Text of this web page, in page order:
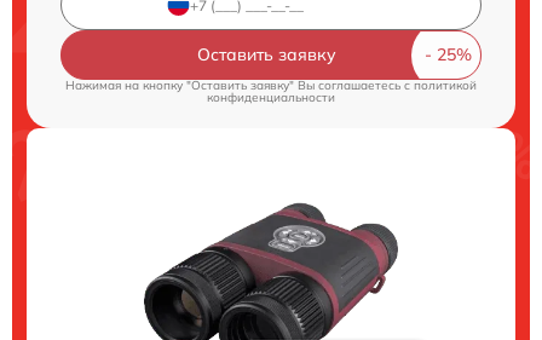
Оставить заявку
Нажимая на кнопку "Оставить заявку" Вы соглашаетесь cполитикой
конфиденциальности